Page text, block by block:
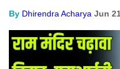
By Dhirendra Acharya Jun